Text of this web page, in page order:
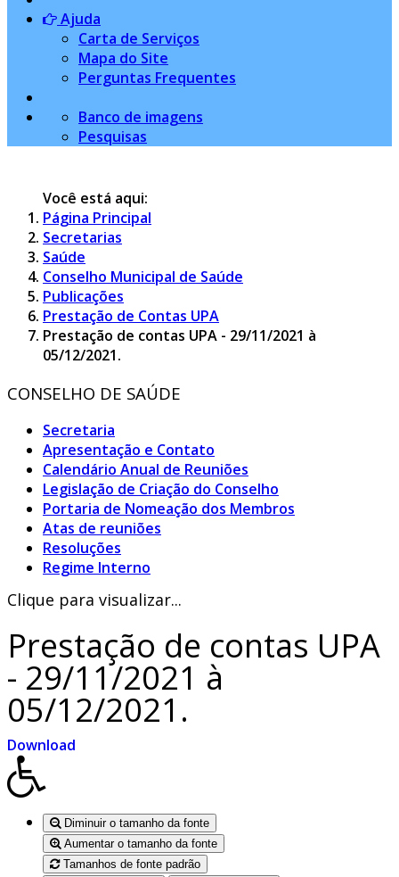
Ajuda
Carta de Serviços
Mapa do Site
Perguntas Frequentes
Banco de imagens
Pesquisas
Você está aqui:
Página Principal
Secretarias
Saúde
Conselho Municipal de Saúde
Publicações
Prestação de Contas UPA
Prestação de contas UPA - 29/11/2021 à
05/12/2021.
CONSELHO DE SAÚDE
Secretaria
Apresentação e Contato
Calendário Anual de Reuniões
Legislação de Criação do Conselho
Portaria de Nomeação dos Membros
Atas de reuniões
Resoluções
Regime Interno
Clique para visualizar...
Prestação de contas UPA
- 29/11/2021 à
05/12/2021.
Download
Diminuir o tamanho da fonte
Aumentar o tamanho da fonte
Tamanhos de fonte padrão